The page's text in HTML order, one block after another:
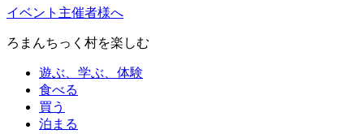
イベント主催者様へ
ろまんちっく村を楽しむ
遊ぶ、学ぶ、体験
食べる
買う
泊まる